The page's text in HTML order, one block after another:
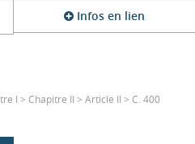
Infos en lien
I > Chapitre II > Article II > C. 400